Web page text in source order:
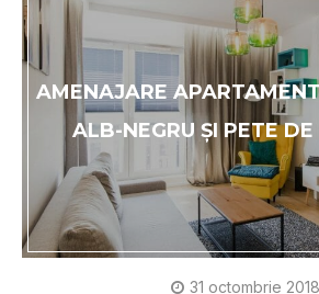
AMENAJARE
ALB-NEGRU ȘI PETE
31 octombrie 2018